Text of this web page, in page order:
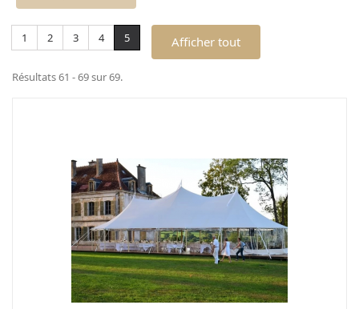
Afficher tout
1 2 3 4 5
Résultats 61 - 69 sur 69.